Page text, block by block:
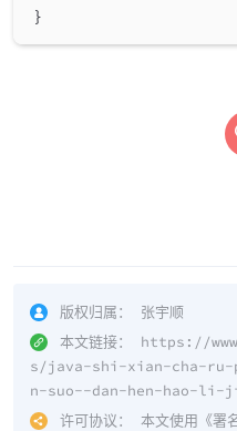
}
版权归属：
张宇顺
本文链接：
https://
s/java-shi-xian-cha-ru-
n-suo--dan-hen-hao-li-
许可协议：
本文使用《署